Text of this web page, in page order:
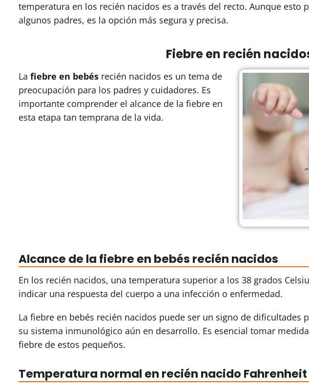
temperatura en los recién nacidos es a través del recto. Aunque esto
algunos padres, es la opción más segura y precisa.
Fiebre en recién
La fiebre en bebés recién nacidos es un tema de
preocupación para los padres y cuidadores. Es
importante comprender el alcance de la fiebre en
esta etapa tan temprana de la vida.
Alcance de la fiebre en bebés recién nacidos
En los recién nacidos, una temperatura superior a los 38 grados
indicar una respuesta del cuerpo a una infección o enfermedad.
La fiebre en bebés recién nacidos puede ser un signo de dificultades
su sistema inmunológico aún en desarrollo. Es esencial tomar
fiebre de estos pequeños.
Temperatura normal en recién nacido Fahrenheit